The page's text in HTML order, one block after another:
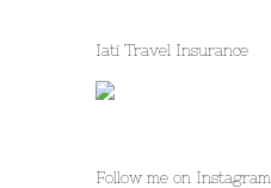
Iati Travel Insurance
Follow me on Instagram